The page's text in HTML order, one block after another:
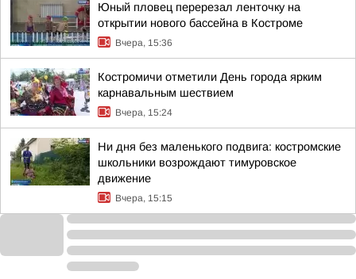
Юный пловец перерезал ленточку на
открытии нового бассейна в Костроме
Вчера, 15:36
Костромичи отметили День города ярким
карнавальным шествием
Вчера, 15:24
Ни дня без маленького подвига: костромские
школьники возрождают тимуровское
движение
Вчера, 15:15